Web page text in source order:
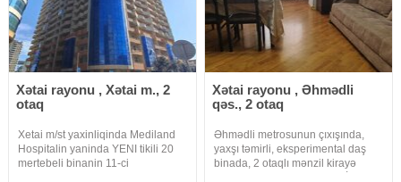
Xətai rayonu , Xətai m., 2
otaq
Xetai m/st yaxinliqinda Mediland
Hospitalin yaninda YENI tikili 20
mertebeli binanin 11-ci
Xətai rayonu , Əhmədli
qəs., 2 otaq
Əhmədli metrosunun çıxışında,
yaxşı təmirli, eksperimental daş
binada, 2 otaqlı mənzil kirayə